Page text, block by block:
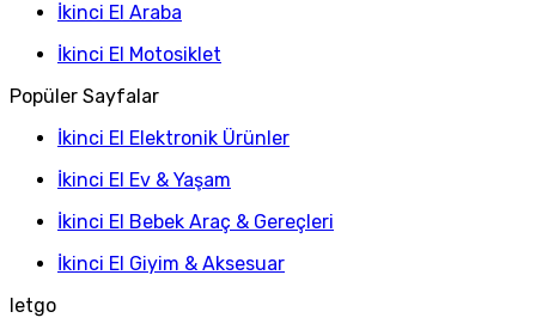
İkinci El Araba
İkinci El Motosiklet
Popüler Sayfalar
İkinci El Elektronik Ürünler
İkinci El Ev & Yaşam
İkinci El Bebek Araç & Gereçleri
İkinci El Giyim & Aksesuar
letgo